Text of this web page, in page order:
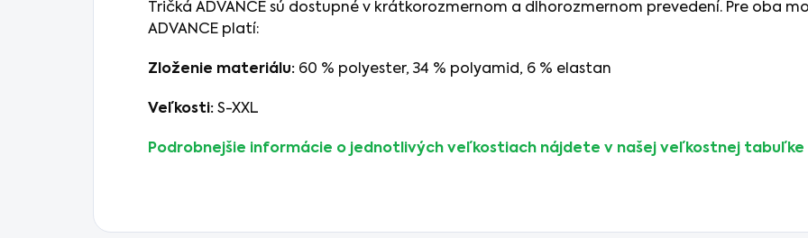
Tričká ADVANCE sú dostupné v krátkorozmernom a dlhorozmernom prevedení. Pre oba
ADVANCE platí:
Zloženie materiálu: 60 % polyester, 34 % polyamid, 6 % elastan
Veľkosti: S-XXL
Podrobnejšie informácie o jednotlivých veľkostiach nájdete v našej veľkostnej tabuľke